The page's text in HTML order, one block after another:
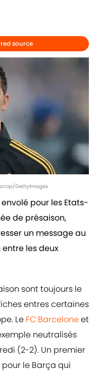
source
GettyImages
pour les Etats-
de présaison,
un message au
les deux
sont toujours le
entres certaines
Le FC Barceloneet
neutralisés
(2-2). Un premier
le Barça qui